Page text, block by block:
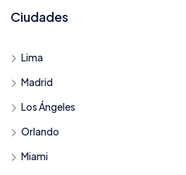
Ciudades
Lima
Madrid
Los Ángeles
Orlando
Miami